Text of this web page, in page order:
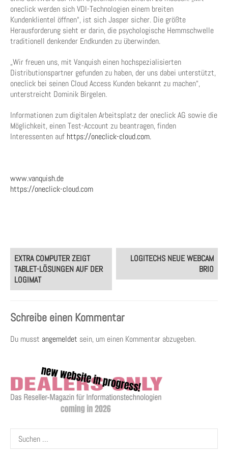
oneclick werden sich VDI-Technologien einem breiten
Kundenklientel öffnen“, ist sich Jasper sicher. Die größte
Herausforderung sieht er darin, die psychologische Hemmschwelle
traditionell denkender Endkunden zu überwinden.
„Wir freuen uns, mit Vanquish einen hochspezialisierten
Distributionspartner gefunden zu haben, der uns dabei unterstützt,
oneclick bei seinen Cloud Access Kunden bekannt zu machen“,
unterstreicht Dominik Birgelen.
Informationen zum digitalen Arbeitsplatz der oneclick AG sowie die
Möglichkeit, einen Test-Account zu beantragen, finden
Interessenten auf https://oneclick-cloud.com.
www.vanquish.de
https://oneclick-cloud.com
Post
navigation
EXTRA COMPUTER ZEIGT
TABLET-LÖSUNGEN AUF DER
LOGIMAT
LOGITECHS NEUE WEBCAM
BRIO
Schreibe einen Kommentar
Du musst angemeldet sein, um einen Kommentar abzugeben.
Suchen
nach: